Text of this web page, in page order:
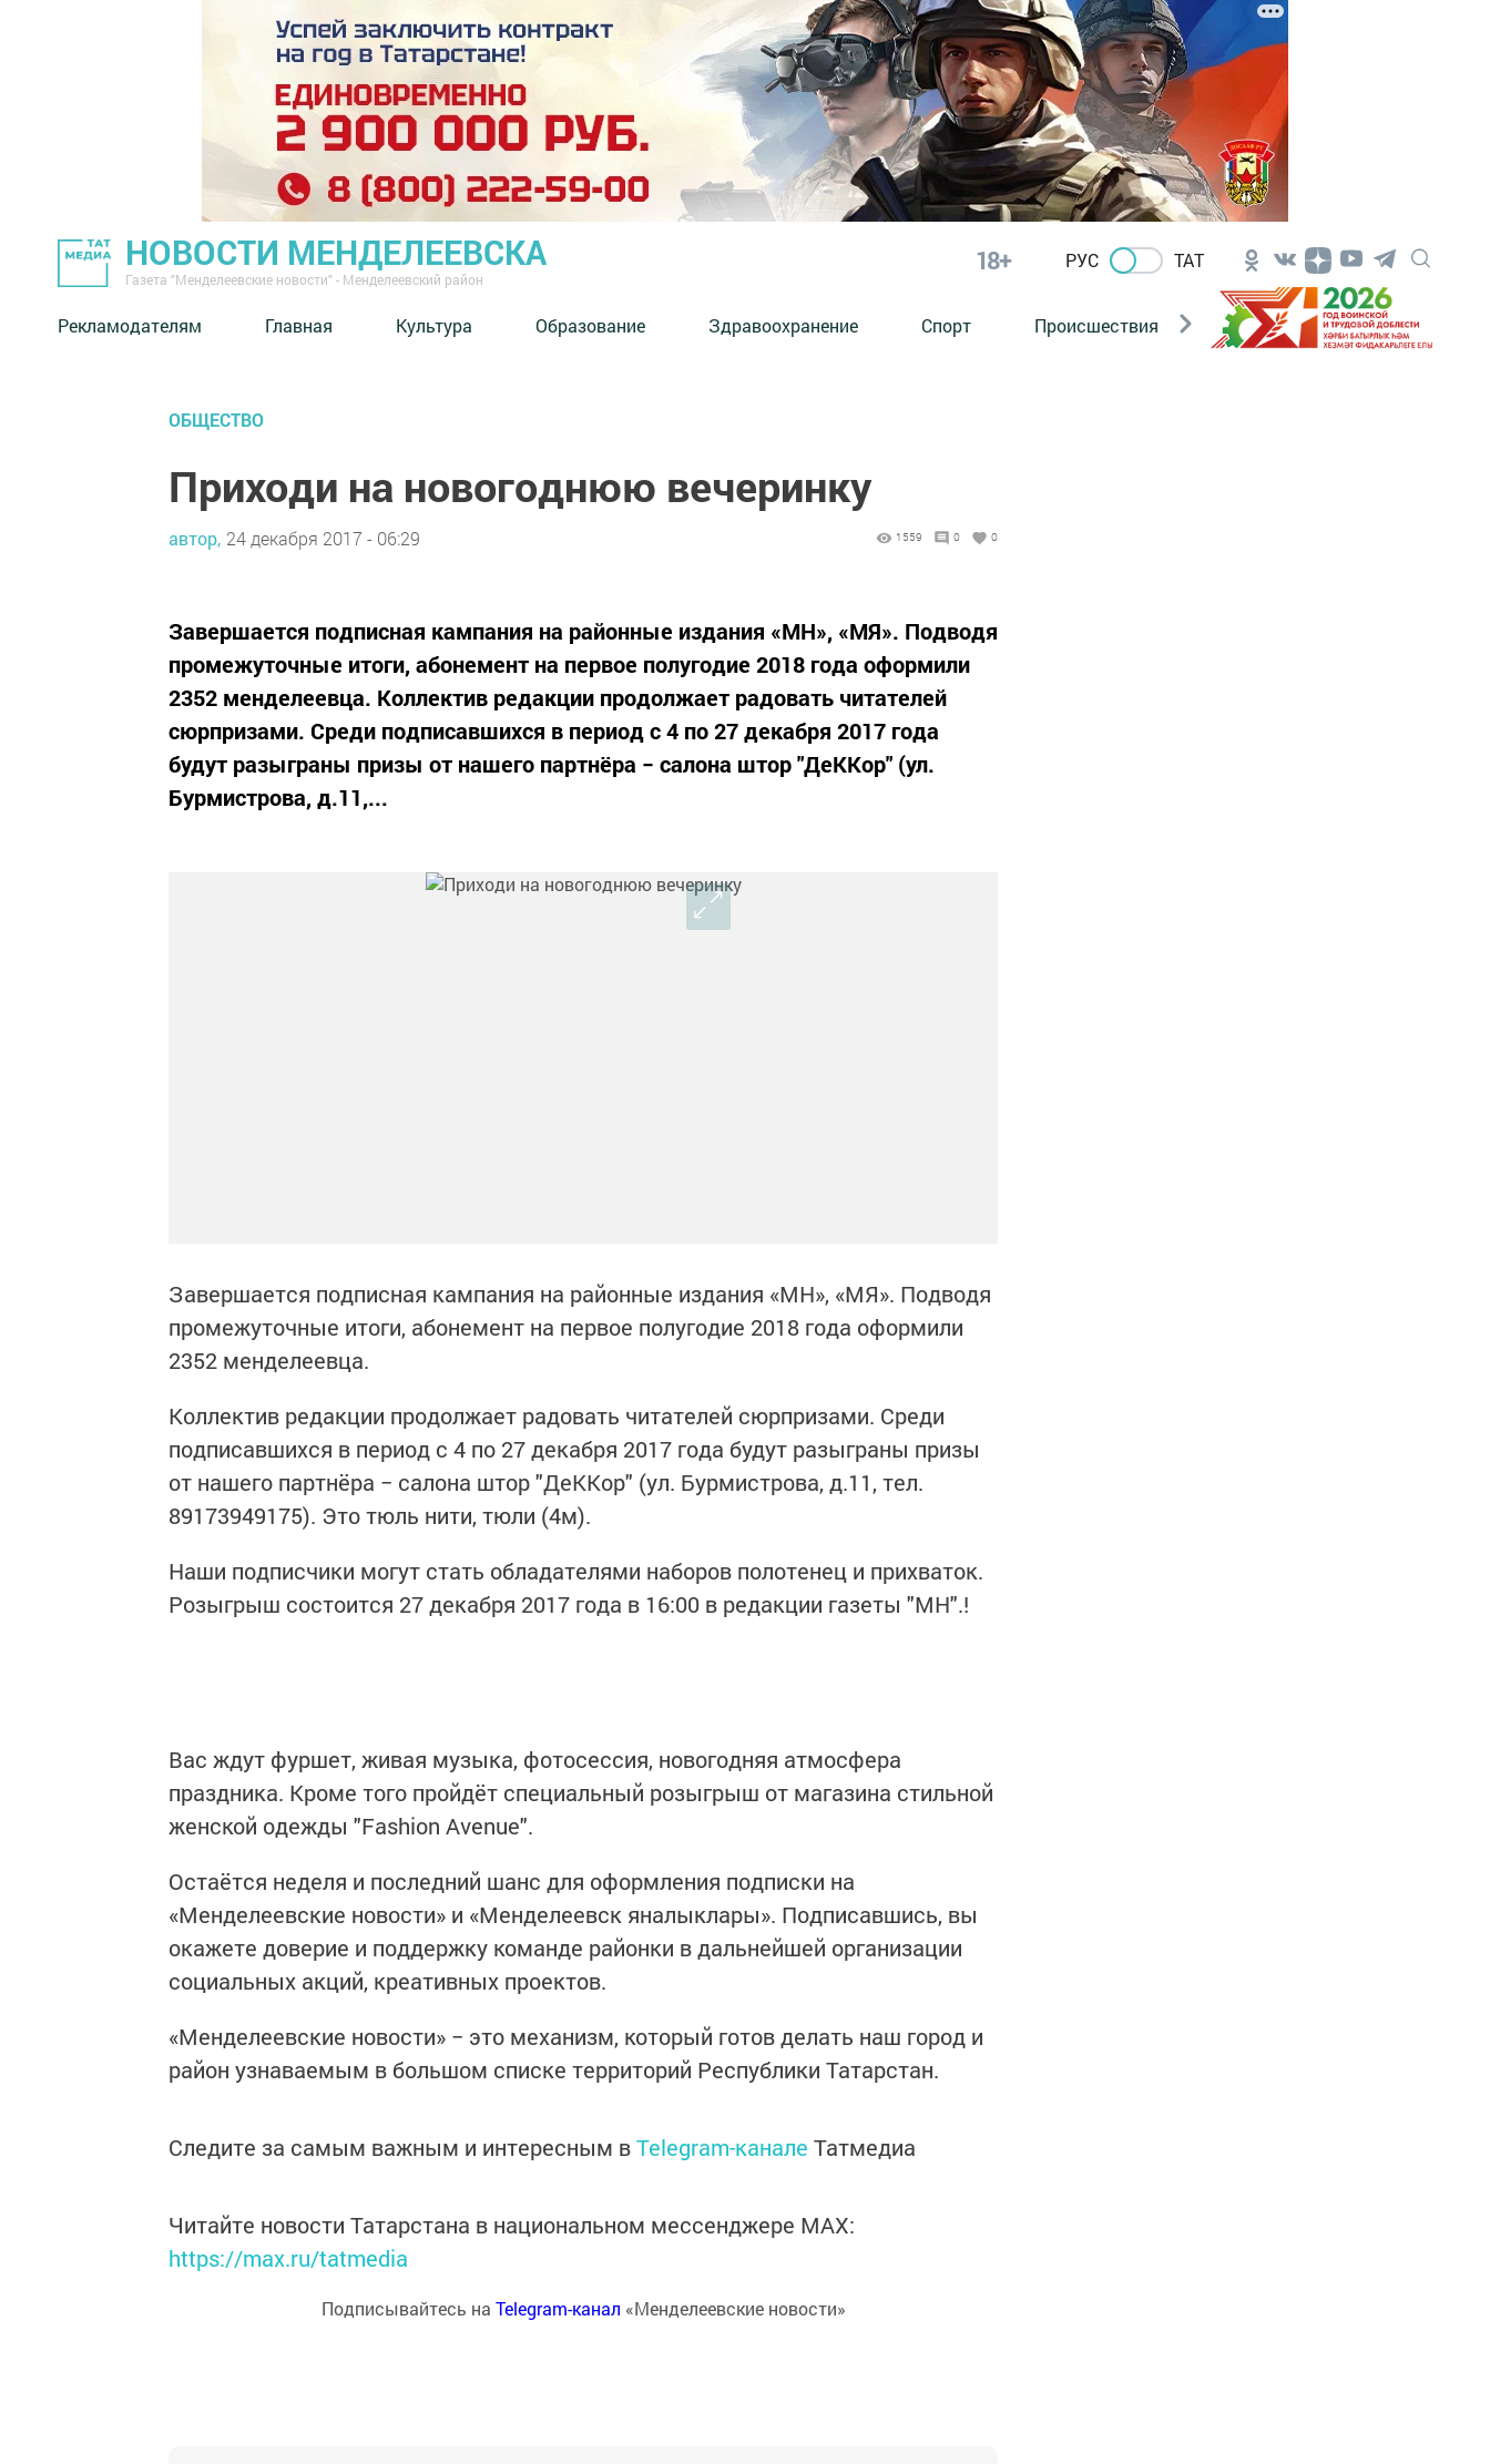
НОВОСТИ МЕНДЕЛЕЕВСКА
Газета "Менделеевские новости" - Менделеевский район
18+ РУС ТАТ
Рекламодателям Главная Культура Образование Здравоохранение Спорт Происшествия Новости Госавтоинспекции
ОБЩЕСТВО
Приходи на новогоднюю вечеринку
автор, 24 декабря 2017 - 06:29 1559 0 0
Завершается подписная кампания на районные издания «МН», «МЯ». Подводя
промежуточные итоги, абонемент на первое полугодие 2018 года оформили
2352 менделеевца. Коллектив редакции продолжает радовать читателей
сюрпризами. Среди подписавшихся в период с 4 по 27 декабря 2017 года
будут разыграны призы от нашего партнёра − салона штор "ДеККор" (ул.
Бурмистрова, д.11,...
Завершается подписная кампания на районные издания «МН», «МЯ». Подводя
промежуточные итоги, абонемент на первое полугодие 2018 года оформили
2352 менделеевца.
Коллектив редакции продолжает радовать читателей сюрпризами. Среди
подписавшихся в период с 4 по 27 декабря 2017 года будут разыграны призы
от нашего партнёра − салона штор "ДеККор" (ул. Бурмистрова, д.11, тел.
89173949175). Это тюль нити, тюли (4м).
Наши подписчики могут стать обладателями наборов полотенец и прихваток.
Розыгрыш состоится 27 декабря 2017 года в 16:00 в редакции газеты "МН".!
Вас ждут фуршет, живая музыка, фотосессия, новогодняя атмосфера
праздника. Кроме того пройдёт специальный розыгрыш от магазина стильной
женской одежды "Fashion Avenue".
Остаётся неделя и последний шанс для оформления подписки на
«Менделеевские новости» и «Менделеевск яналыклары». Подписавшись, вы
окажете доверие и поддержку команде районки в дальнейшей организации
социальных акций, креативных проектов.
«Менделеевские новости» − это механизм, который готов делать наш город и
район узнаваемым в большом списке территорий Республики Татарстан.
Следите за самым важным и интересным вTelegram-канале Татмедиа
Читайте новости Татарстана в национальном мессенджере MАХ:
https://max.ru/tatmedia
Подписывайтесь на Telegram-канал «Менделеевские новости»